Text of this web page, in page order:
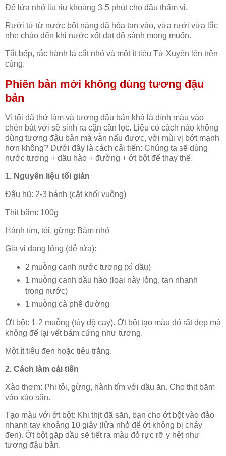
Để lửa nhỏ liu riu khoảng 3-5 phút cho đậu thấm vị.
Rưới từ từ nước bột năng đã hòa tan vào, vừa rưới vừa lắc
nhẹ chảo đến khi nước xốt đạt độ sánh mong muốn.
Tắt bếp, rắc hành lá cắt nhỏ và một ít tiêu Tứ Xuyên lên trên
cùng.
Phiên bản mới không dùng tương đậu
bản
Vì tôi đã thử làm và tương đậu bản khá là dính màu vào
chén bát với sẽ sinh ra cặn cần lọc. Liệu có cách nào không
dùng tương đậu bản mà vẫn nấu được, với mùi vị bớt mạnh
hơn không? Dưới đây là cách cải tiến: Chúng ta sẽ dùng
nước tương + dầu hào + đường + ớt bột để thay thế.
1. Nguyên liệu tối giản
Đậu hũ: 2-3 bánh (cắt khối vuông)
Thịt băm: 100g
Hành tím, tỏi, gừng: Băm nhỏ
Gia vị dạng lỏng (dễ rửa):
2 muỗng canh nước tương (xì dầu)
1 muỗng canh dầu hào (loại này lỏng, tan nhanh
trong nước)
1 muỗng cà phê đường
Ớt bột: 1-2 muỗng (tùy độ cay). Ớt bột tạo màu đỏ rất đẹp mà
không để lại vết bám cứng như tương.
Một ít tiêu đen hoặc tiêu trắng.
2. Cách làm cải tiến
Xào thơm: Phi tỏi, gừng, hành tím với dầu ăn. Cho thịt băm
vào xào săn.
Tạo màu với ớt bột: Khi thịt đã săn, bạn cho ớt bột vào đảo
nhanh tay khoảng 10 giây (lửa nhỏ để ớt không bị cháy
đen). Ớt bột gặp dầu sẽ tiết ra màu đỏ rực rỡ y hệt như
tương đậu bản.